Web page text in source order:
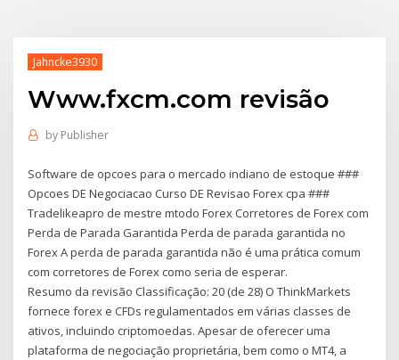
Jahncke3930
Www.fxcm.com revisão
by Publisher
Software de opcoes para o mercado indiano de estoque ###
Opcoes DE Negociacao Curso DE Revisao Forex cpa ###
Tradelikeapro de mestre mtodo Forex Corretores de Forex com
Perda de Parada Garantida Perda de parada garantida no
Forex A perda de parada garantida não é uma prática comum
com corretores de Forex como seria de esperar.
Resumo da revisão Classificação: 20 (de 28) O ThinkMarkets
fornece forex e CFDs regulamentados em várias classes de
ativos, incluindo criptomoedas. Apesar de oferecer uma
plataforma de negociação proprietária, bem como o MT4, a